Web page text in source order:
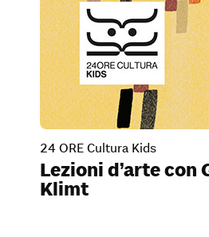
24 ORE Cultura Kids
Lezioni d’arte con
Klimt